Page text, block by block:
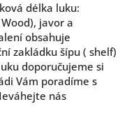
délka luku:
javor a
obsahuje
zakládku šípu ( shelf)
doporučujeme si
Vám poradíme s
nás